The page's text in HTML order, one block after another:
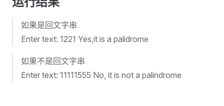
如果是回文字串
Enter text: 1221 Yes,it is a palidrome
如果不是回文字串
Enter text: 11111555 No, it is not a palindrome